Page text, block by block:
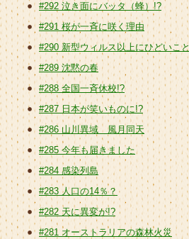
#292 泣き面にバッタ（蜂）!?
#291 桜が一斉に咲く理由
#290 新型ウィルス以上にひどいこと
#289 沈黙の春
#288 全国一斉休校!?
#287 日本が笑いものに!?
#286 山川異域 風月同天
#285 今年も届きました
#284 感染列島
#283 人口の14％？
#282 天に異変が!?
#281 オーストラリアの森林火災